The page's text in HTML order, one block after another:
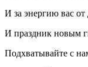
И за энергию вас
И праздник новым
Подхватывайте с